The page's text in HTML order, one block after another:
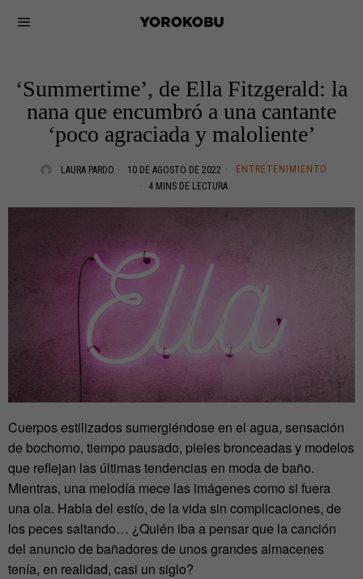
‘Summertime’, de Ella Fitzgerald: la
nana que encumbró a una cantante
‘poco agraciada y maloliente’
LAURA PARDO 10 DE AGOSTO DE 2022
ENTRETENIMIENTO
4 MINS DE LECTURA
Cuerpos estilizados sumergiéndose en el agua, sensación
de bochorno, tiempo pausado, pieles bronceadas y modelos
que reflejan las últimas tendencias en moda de baño.
Mientras, una melodía mece las imágenes como si fuera
una ola. Habla del estío, de la vida sin complicaciones, de
los peces saltando… ¿Quién iba a pensar que la canción
del anuncio de bañadores de unos grandes almacenes
tenía, en realidad, casi un siglo?